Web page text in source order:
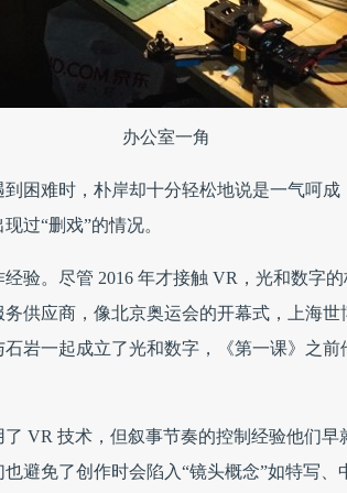
办公室一角
困难时，朴岸却十分轻松地说是一气呵成
过“删戏”的情况。
验。尽管 2016 年才接触 VR，光和数字
供应商，像北京奥运会的开幕式，上海世
岩一起成立了光和数字，《第一课》之
VR 技术，但叙事节奏的控制经验他们早
避免了创作时会陷入“镜头概念”如特写、